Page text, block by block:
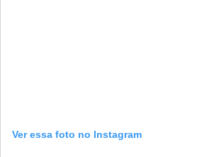
Ver essa foto no Instagram